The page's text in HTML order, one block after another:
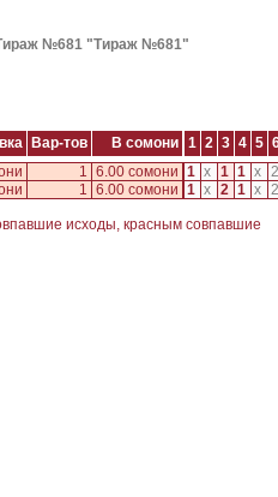
№681 "Тираж №681"
Вар-тов В сомони 1 2 3 4 5
1 6.00 сомони 1 x 1 1 x 2
1 6.00 сомони 1 x 2 1 x 2
исходы, красным совпавшие